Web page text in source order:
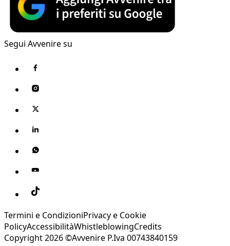
Segui Avvenire su
Termini e CondizioniPrivacy e Cookie
PolicyAccessibilitàWhistleblowingCredits
Copyright 2026 ©Avvenire P.Iva 00743840159